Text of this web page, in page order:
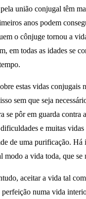
união conjugal têm
anos podem
o cônjuge tornou a
em todas as idades se
estas vidas
sem que seja
se pôr em guarda
e muitas
de uma purificação.
a vida toda, que
aceitar a vida tal
numa vida